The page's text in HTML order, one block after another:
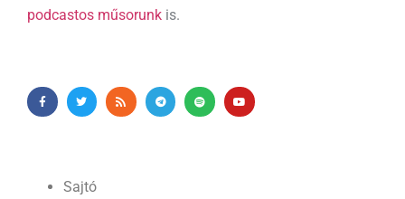
podcastos műsorunk is.
Sajtó